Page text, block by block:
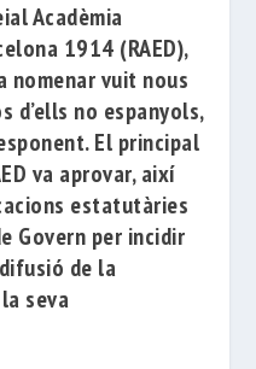
Acadèmia
1914 (RAED),
nomenar vuit nous
d’ells no espanyols,
El principal
va aprovar, així
estatutàries
Govern per incidir
de la
seva